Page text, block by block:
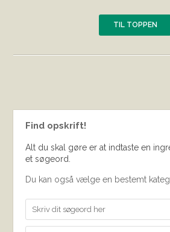
TIL TOPPEN
Find opskrift!
Alt du skal gøre er at indtaste en
et søgeord.
Du kan også vælge en bestemt